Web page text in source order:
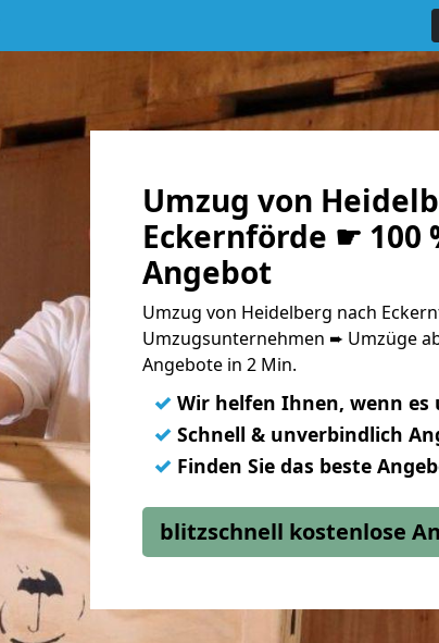
Umzug von
Eckernförde ☛ 100
Angebot
Umzug von Heidelberg nach
Umzugsunternehmen ➨ Umzüge
Angebote in 2 Min.
✓ Wir helfen Ihnen, wenn
✓ Schnell & unverbindlich
✓ Finden Sie das beste
blitzschnell kostenlose